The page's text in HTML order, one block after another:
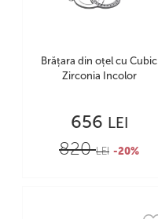
Brățara din oțel cu Cubic
Zirconia Incolor
656 LEI
820LEI -20%